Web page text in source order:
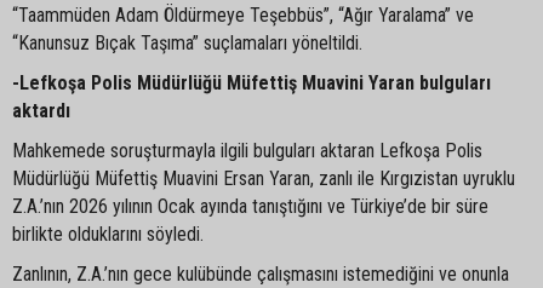
“Taammüden Adam Öldürmeye Teşebbüs”, “Ağır Yaralama” ve
“Kanunsuz Bıçak Taşıma” suçlamaları yöneltildi.
-Lefkoşa Polis Müdürlüğü Müfettiş Muavini Yaran bulguları
aktardı
Mahkemede soruşturmayla ilgili bulguları aktaran Lefkoşa Polis
Müdürlüğü Müfettiş Muavini Ersan Yaran, zanlı ile Kırgızistan uyruklu
Z.A.’nın 2026 yılının Ocak ayında tanıştığını ve Türkiye’de bir süre
birlikte olduklarını söyledi.
Zanlının, Z.A.’nın gece kulübünde çalışmasını istemediğini ve onunla